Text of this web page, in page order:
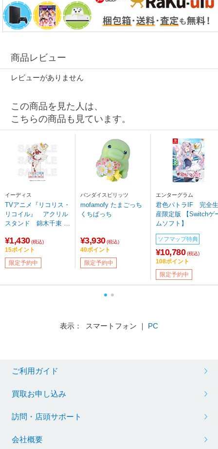
商品レビュー
レビューがありません
この商品を見た人は、
こちらの商品も見ています。
イーディス
TVアニメ『リコリス・
リコイル』 アクリル
スタンド 錦木千束 ◆
リコイル』フェア特典
対象
¥1,430 (税込)
15ポイント
限定予約中
バンダイスピリッツ
mofamofy たまごっち
くちぱっち
¥3,930 (税込)
40ポイント
限定予約中
エンターグラム
君色パトラIF 完全生
産限定版 【Switchゲ
ムソフト】
ソフマップ特典
¥10,780 (税込)
108ポイント
限定予約中
表示： スマートフォン ｜ PC
ご利用ガイド
買取お申し込み
訪問・店頭サポート
会社概要